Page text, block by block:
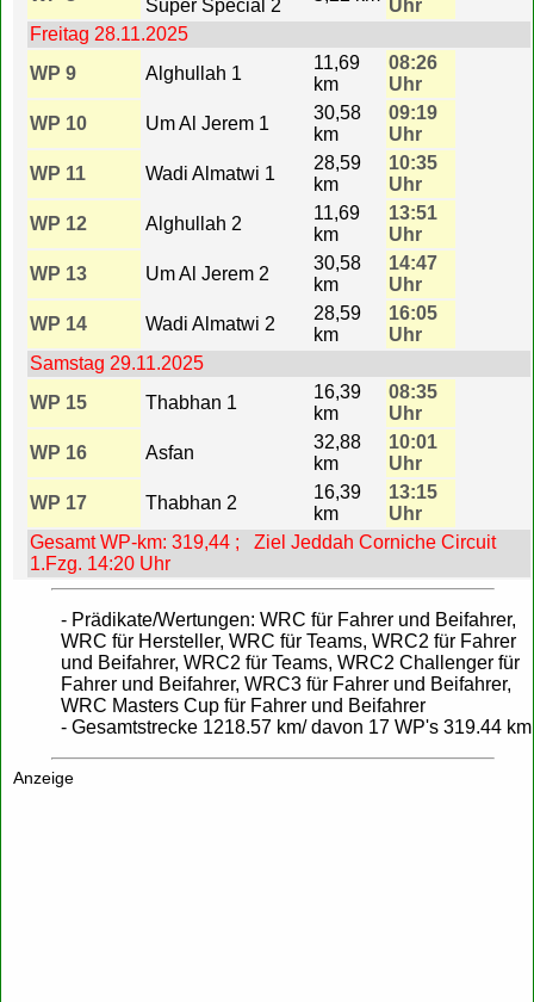
Super Special 2
Uhr
Freitag 28.11.2025
WP 9
Alghullah 1
11,69
km
08:26
Uhr
WP 10
Um Al Jerem 1
30,58
km
09:19
Uhr
WP 11
Wadi Almatwi 1
28,59
km
10:35
Uhr
WP 12
Alghullah 2
11,69
km
13:51
Uhr
WP 13
Um Al Jerem 2
30,58
km
14:47
Uhr
WP 14
Wadi Almatwi 2
28,59
km
16:05
Uhr
Samstag 29.11.2025
WP 15
Thabhan 1
16,39
km
08:35
Uhr
WP 16
Asfan
32,88
km
10:01
Uhr
WP 17
Thabhan 2
16,39
km
13:15
Uhr
Gesamt WP-km: 319,44 ; Ziel Jeddah Corniche Circuit
1.Fzg. 14:20 Uhr
- Prädikate/Wertungen: WRC für Fahrer und Beifahrer,
WRC für Hersteller, WRC für Teams, WRC2 für Fahrer
und Beifahrer, WRC2 für Teams, WRC2 Challenger für
Fahrer und Beifahrer, WRC3 für Fahrer und Beifahrer,
WRC Masters Cup für Fahrer und Beifahrer
- Gesamtstrecke 1218.57 km/ davon 17 WP's 319.44 km
Anzeige